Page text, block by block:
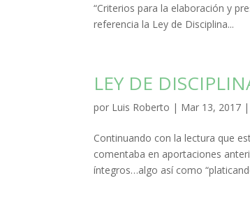
“Criterios para la elaboración y
referencia la Ley de Disciplina...
LEY DE
por Luis Roberto | Mar 13, 2017 |
Continuando con la lectura que
comentaba en aportaciones
íntegros…algo así como